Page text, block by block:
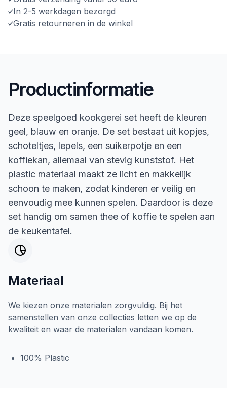
In 2-5 werkdagen bezorgd
Gratis retourneren in de winkel
Productinformatie
Deze speelgoed kookgerei set heeft de kleuren
geel, blauw en oranje. De set bestaat uit kopjes,
schoteltjes, lepels, een suikerpotje en een
koffiekan, allemaal van stevig kunststof. Het
plastic materiaal maakt ze licht en makkelijk
schoon te maken, zodat kinderen er veilig en
eenvoudig mee kunnen spelen. Daardoor is deze
set handig om samen thee of koffie te spelen aan
de keukentafel.
Materiaal
We kiezen onze materialen zorgvuldig. Bij het
samenstellen van onze collecties letten we op de
kwaliteit en waar de materialen vandaan komen.
100% Plastic